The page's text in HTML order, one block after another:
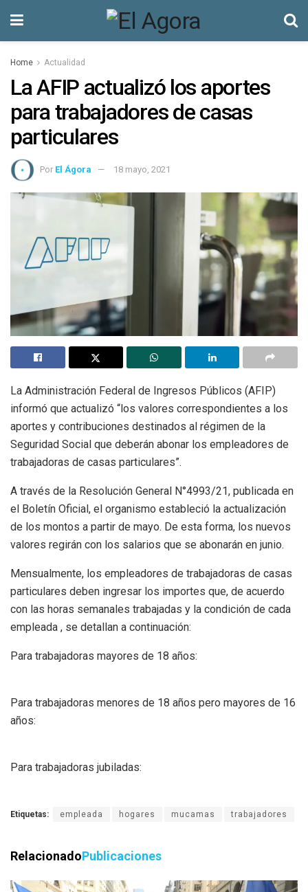
Home Actualidad
La AFIP actualizó los aportes
para trabajadores de casas
particulares
Por El Ágora 18 mayo, 2021
La Administración Federal de Ingresos Públicos (AFIP)
informó que actualizó “los valores correspondientes a los
aportes y contribuciones destinados al régimen de la
Seguridad Social que deberán abonar los empleadores de
trabajadoras de casas particulares”.
A través de la Resolución General N°4993/21, publicada en
el Boletín Oficial, el organismo estableció la actualización
de los montos a partir de mayo. De esta forma, los nuevos
valores regirán con los salarios que se abonarán en junio.
Mensualmente, los empleadores de trabajadoras de casas
particulares deben ingresar los importes que, de acuerdo
con las horas semanales trabajadas y la condición de cada
empleada , se detallan a continuación:
Para trabajadoras mayores de 18 años:
Para trabajadoras menores de 18 años pero mayores de 16
años:
Para trabajadoras jubiladas:
Etiquetas: empleada hogares mucamas trabajadores
RelacionadoPublicaciones